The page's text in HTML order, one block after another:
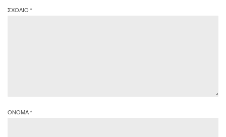
ΣΧΟΛΙΟ *
ΟΝΟΜΑ*